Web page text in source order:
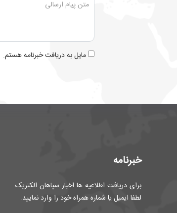
مایل به دریافت خبرنامه هستم.
خبرنامه
برای دریافت اطلاعیه ها اخبار سپاهان الکتریک
لطفا ایمیل یا شماره همراه خود را وارد نمایید.